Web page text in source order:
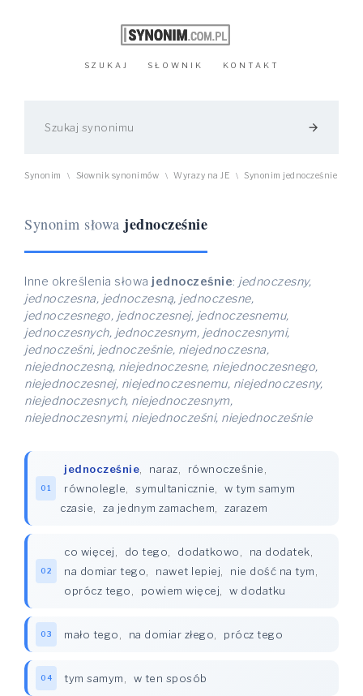
SZUKAJ SŁOWNIK KONTAKT
arrow_forward
Synonim \ Słownik synonimów \ Wyrazy na JE \ Synonim jednocześnie
Synonim słowa jednocześnie
Inne określenia słowa jednocześnie: jednoczesny,
jednoczesna, jednoczesną, jednoczesne,
jednoczesnego, jednoczesnej, jednoczesnemu,
jednoczesnych, jednoczesnym, jednoczesnymi,
jednocześni, jednocześnie, niejednoczesna,
niejednoczesną, niejednoczesne, niejednoczesnego,
niejednoczesnej, niejednoczesnemu, niejednoczesny,
niejednoczesnych, niejednoczesnym,
niejednoczesnymi, niejednocześni, niejednocześnie
01
jednocześnie naraz równocześnie
równolegle
symultanicznie
w tym samym
czasie
za jednym zamachem zarazem
02
co więcej do tego dodatkowo na dodatek
na domiar tego
nawet lepiej nie dość na tym
oprócz tego
powiem więcej w dodatku
03 mało tego na domiar złego prócz tego
04 tym samym w ten sposób